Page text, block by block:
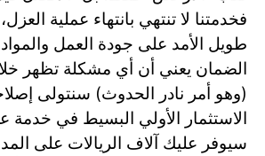
فخدمتنا لا تنتهي بانتهاء عملية
طويل الأمد على جودة العمل
الضمان يعني أن أي مشكلة تظهر
(وهو أمر نادر الحدوث) سنتولى
الاستثمار الأولي البسيط في خدمة
سيوفر عليك آلاف الريالات على